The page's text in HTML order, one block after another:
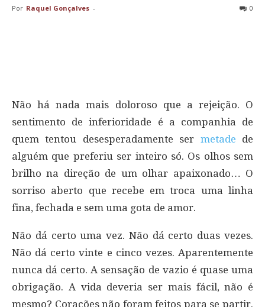
Por Raquel Gonçalves - 0
Não há nada mais doloroso que a rejeição. O
sentimento de inferioridade é a companhia de
quem tentou desesperadamente ser metade de
alguém que preferiu ser inteiro só. Os olhos sem
brilho na direção de um olhar apaixonado… O
sorriso aberto que recebe em troca uma linha
fina, fechada e sem uma gota de amor.
Não dá certo uma vez. Não dá certo duas vezes.
Não dá certo vinte e cinco vezes. Aparentemente
nunca dá certo. A sensação de vazio é quase uma
obrigação. A vida deveria ser mais fácil, não é
mesmo? Corações não foram feitos para se partir.